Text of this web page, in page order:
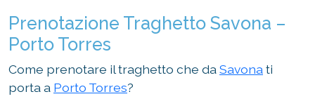
Prenotazione Traghetto Savona –
Porto Torres
Come prenotare il traghetto che daSavonati
porta a Porto Torres?